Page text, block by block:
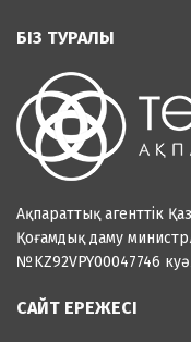
БІЗ ТУРАЛЫ
Ақпараттық агенттік
Қоғамдық даму
№KZ92VPY00047746
САЙТ ЕРЕЖЕСІ